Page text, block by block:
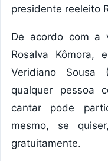
presidente reeleito
De acordo com a
Rosalva Kômora,
Veridiano Sousa
qualquer pessoa
cantar pode
mesmo, se
gratuitamente.